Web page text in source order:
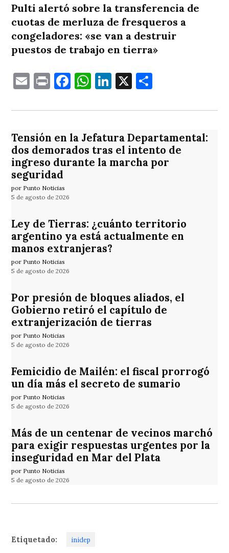
Pulti alertó sobre la transferencia de
cuotas de merluza de fresqueros a
congeladores: «se van a destruir
puestos de trabajo en tierra»
EmailPrintFacebook
WhatsApp
LinkedIn
X
Tensión en la Jefatura Departamental:
dos demorados tras el intento de
ingreso durante la marcha por
seguridad
por Punto Noticias
5 de agosto de 2026
Ley de Tierras: ¿cuánto territorio
argentino ya está actualmente en
manos extranjeras?
por Punto Noticias
5 de agosto de 2026
Por presión de bloques aliados, el
Gobierno retiró el capítulo de
extranjerización de tierras
por Punto Noticias
5 de agosto de 2026
Femicidio de Mailén: el fiscal prorrogó
un día más el secreto de sumario
por Punto Noticias
5 de agosto de 2026
Más de un centenar de vecinos marchó
para exigir respuestas urgentes por la
inseguridad en Mar del Plata
por Punto Noticias
5 de agosto de 2026
Etiquetado: inidep